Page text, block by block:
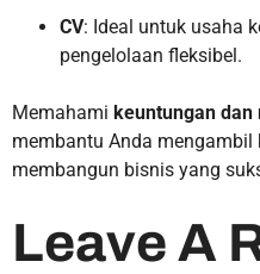
CV: Ideal untuk usaha
pengelolaan fleksibel.
Memahami keuntungan dan
membantu Anda
membangun bisnis yang
Leave A